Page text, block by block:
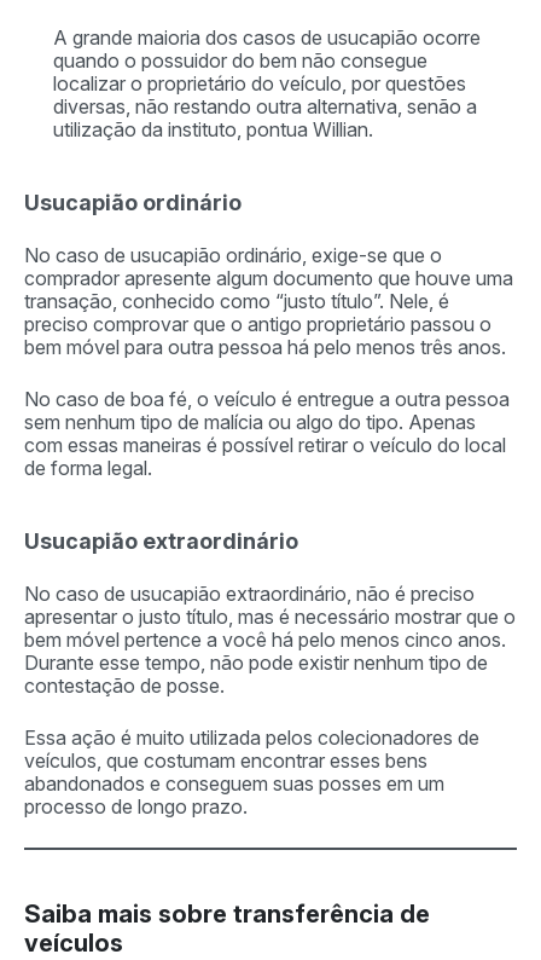
A grande maioria dos casos de usucapião ocorre
quando o possuidor do bem não consegue
localizar o proprietário do veículo, por questões
diversas, não restando outra alternativa, senão a
utilização da instituto, pontua Willian.
Usucapião ordinário
No caso de usucapião ordinário, exige-se que o
comprador apresente algum documento que houve uma
transação, conhecido como “justo título”. Nele, é
preciso comprovar que o antigo proprietário passou o
bem móvel para outra pessoa há pelo menos três anos.
No caso de boa fé, o veículo é entregue a outra pessoa
sem nenhum tipo de malícia ou algo do tipo. Apenas
com essas maneiras é possível retirar o veículo do local
de forma legal.
Usucapião extraordinário
No caso de usucapião extraordinário, não é preciso
apresentar o justo título, mas é necessário mostrar que o
bem móvel pertence a você há pelo menos cinco anos.
Durante esse tempo, não pode existir nenhum tipo de
contestação de posse.
Essa ação é muito utilizada pelos colecionadores de
veículos, que costumam encontrar esses bens
abandonados e conseguem suas posses em um
processo de longo prazo.
Saiba mais sobre transferência de
veículos